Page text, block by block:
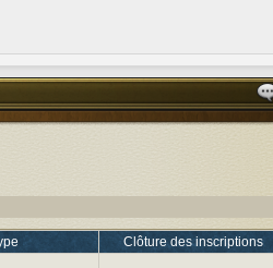
Clôture des inscriptions